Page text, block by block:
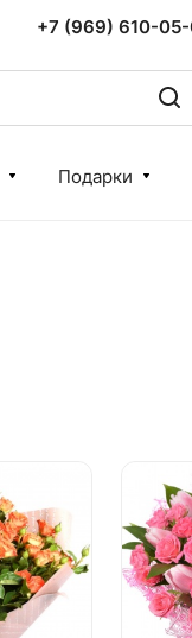
+7 (969) 610-
Подарки